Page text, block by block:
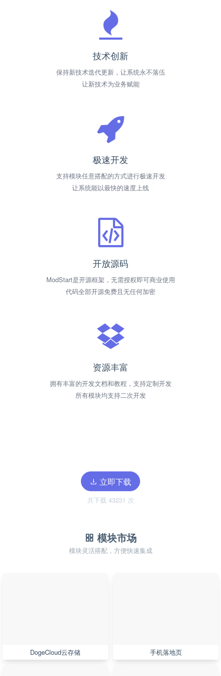
技术创新
保持新技术迭代更新，让系统永不落伍
让新技术为业务赋能
极速开发
支持模块任意搭配的方式进行极速开发
让系统能以最快的速度上线
开放源码
ModStart是开源框架，无需授权即可商业使用
代码全部开源免费且无任何加密
资源丰富
拥有丰富的开发文档和教程，支持定制开发
所有模块均支持二次开发
立即下载
共下载 43231 次
模块市场
模块灵活搭配，方便快速集成
DogeCloud云存储 手机落地页